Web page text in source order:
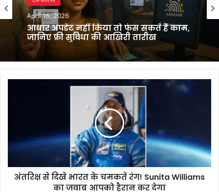
April 16, 2026
आधार अपडेट नहीं किया तो फंस सकते हैं काम,
जानिए फ्री सुविधा की आखिरी तारीख
रंग!
Williams
अंतरिक्ष से दिखे भारत के चमकते रंग! Sunita Williams
का जवाब आपको हैरान कर देगा